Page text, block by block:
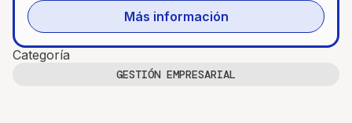
Más información
Categoría
GESTIÓN EMPRESARIAL